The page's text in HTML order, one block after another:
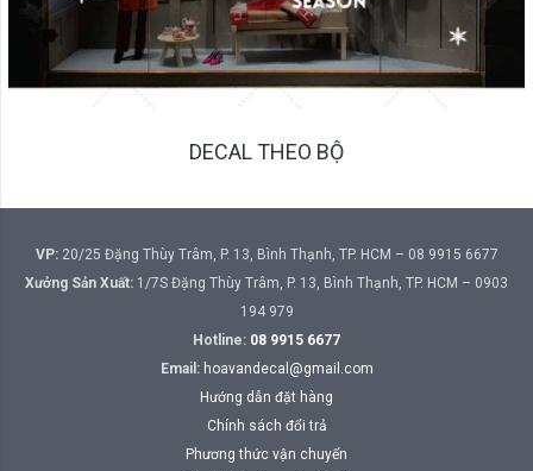
DECAL THEO BỘ
VP:20/25 Đặng Thùy Trâm, P. 13, Bình Thạnh, TP. HCM – 08 9915 6677
Xưởng Sản Xuất: 1/7S Đặng Thùy Trâm, P. 13, Bình Thạnh, TP. HCM – 0903
194 979
Hotline: 08 9915 6677
Email: hoavandecal@gmail.com
Hướng dẫn đặt hàng
Chính sách đổi trả
Phương thức vận chuyển